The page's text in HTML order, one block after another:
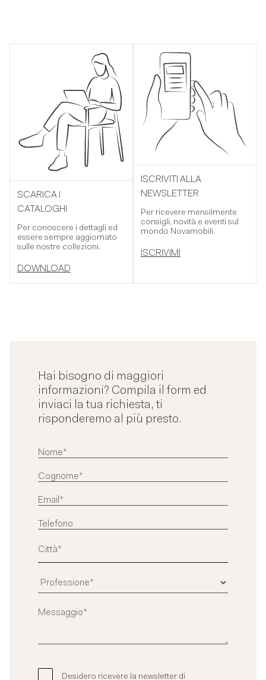
SCARICA I
CATALOGHI
Per conoscere i dettagli ed
essere sempre aggiornato
sulle nostre collezioni.
DOWNLOAD
ISCRIVITI ALLA
NEWSLETTER
Per ricevere mensilmente
consigli, novità e eventi sul
mondo Novamobili.
ISCRIVIMI
Hai bisogno di maggiori
informazioni? Compila il form ed
inviaci la tua richiesta, ti
risponderemo al più presto.
Desidero ricevere la newsletter di